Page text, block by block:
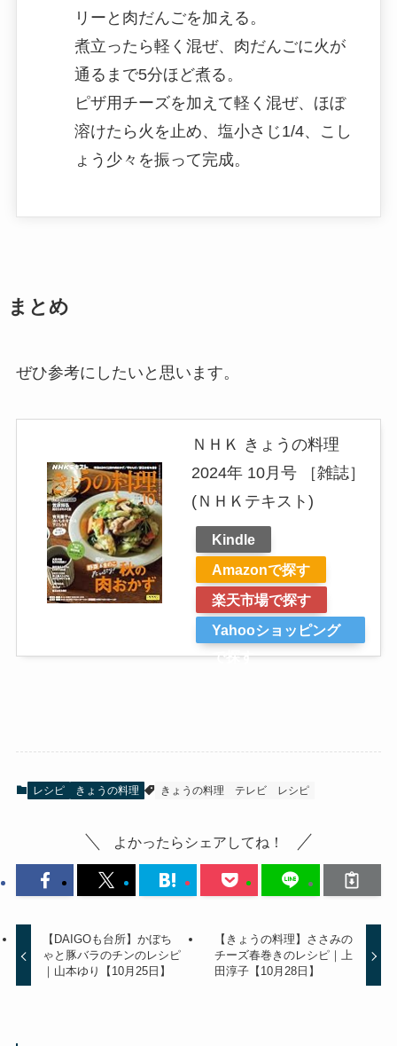
リーと肉だんごを加える。
煮立ったら軽く混ぜ、肉だんごに火が
通るまで5分ほど煮る。
ピザ用チーズを加えて軽く混ぜ、ほぼ
溶けたら火を止め、塩小さじ1/4、こし
ょう少々を振って完成。
まとめ
ぜひ参考にしたいと思います。
ＮＨＫ きょうの料理
2024年 10月号 ［雑誌］
(ＮＨＫテキスト)
Kindle
Amazonで探す
楽天市場で探す
Yahooショッピング
で探す
レシピ きょうの料理 きょうの料理 テレビ レシピ
よかったらシェアしてね！
【DAIGOも台所】かぼち
ゃと豚バラのチンのレシピ
｜山本ゆり【10月25日】
【きょうの料理】ささみの
チーズ春巻きのレシピ｜上
田淳子【10月28日】